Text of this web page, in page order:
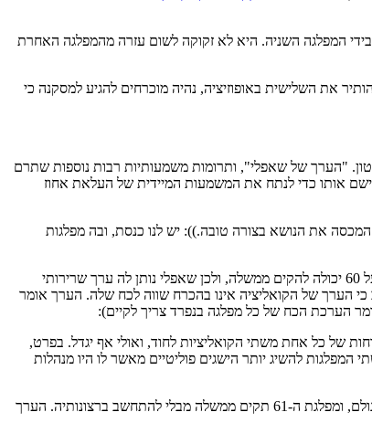
לא בהכרח. אם יש בכנסת רק שתי מפלגות, לאחת 59 מנדטים ולשניה 61, הרי שכל הכח מרוכז בידי המפלגה השניה. היא לא זקוקה לשום עזרה מהמפלגה האחרת
יכולות לחבור יחד ולהותיר את השלישית באופוזיציה, נהיה מוכרחים להגיע למסקנה כי
פרינסטון. "הערך של שאפלי", ותרומות משמעותיות רבות נוספות שתרם
וההגיון מאחוריו, ואראה כיצד ליישם אותו כדי לנתח את המשמעות המיידית של העלאת אחוז
המכסה את הנושא בצורה טובה.)): יש לנו כנסת, ובה מפלגות
ראשית יש לשים לב כי יש שני סוגים אפשריים של קואליציות: כאלה שיכולות להקים ממשלה, וכאלה שלא. קואליציה של מפלגות שסך המנדטים שלהם עולה על 60 יכולה להקים ממשלה, ולכן שאפלי נותן לה ערך שרירותי
שסך המנדטים שלהם קטן מ-61 לא יכולות להקים ממשלה, ושאפלי נותן לקואליציות כאלה ערך שרירותי השווה ל-0. שימו לב כי הערך של הקואליציה אינו בהכרח שווה לכח שלה. הערך אומר
הערכת הכח של כל מפלגה בנפרד צריך לקיים):
של כל אחת משתי הקואליציות לחוד, ואולי אף יגדל. בפרט,
את כוחן המשותף (( 3. לדוגמה, הברית בין יש עתיד והבית היהודי במשא ומתן הקואליציוני לאחר בחירות 2013 אפשרה לשתי המפלגות להשיג יותר הישגים פוליטיים מאשר לו היו מנהלות
ההנחה השניה היא שלגולם אין ערך. גולם אינו יכול להשפיע על שום דבר. תחשבו על הכנסת שהתחלקה לשתי מפלגות עם 61 ו-59 מנדטים. מפלגת ה-59 היא גולם, ומפלגת ה-61 תקים ממשלה מבלי להתחשב ברצונותיה. הערך